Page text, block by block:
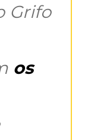
Grifo
os